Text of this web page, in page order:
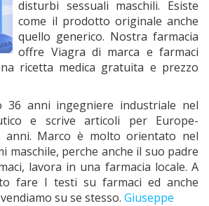
disturbi sessuali maschili. Esiste
come il prodotto originale anche
quello generico. Nostra farmacia
offre Viagra di marca e farmaci
ricetta medica gratuita e prezzo
36 anni ingegniere industriale nel
e scrive articoli per Europe-
anni. Marco è molto orientato nel
maschile, perche anche il suo padre
lavora in una farmacia locale. A
fare I testi su farmaci ed anche
su se stesso. Giuseppe